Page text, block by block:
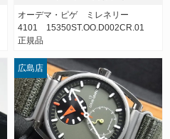
オーデマ・ピゲ ミレネリー
4101 15350ST.OO.D002CR.01
正規品
広島店